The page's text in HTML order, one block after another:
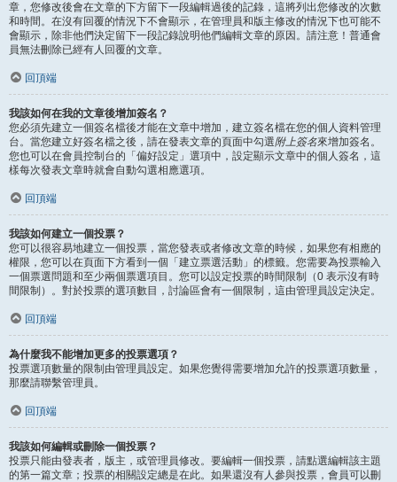
章，您修改後會在文章的下方留下一段編輯過後的記錄，這將列出您修改的次數
和時間。在沒有回覆的情況下不會顯示，在管理員和版主修改的情況下也可能不
會顯示，除非他們決定留下一段記錄說明他們編輯文章的原因。請注意！普通會
員無法刪除已經有人回覆的文章。
回頂端
我該如何在我的文章後增加簽名？
您必須先建立一個簽名檔後才能在文章中增加，建立簽名檔在您的個人資料管理
台。當您建立好簽名檔之後，請在發表文章的頁面中勾選附上簽名來增加簽名。
您也可以在會員控制台的「偏好設定」選項中，設定顯示文章中的個人簽名，這
樣每次發表文章時就會自動勾選相應選項。
回頂端
我該如何建立一個投票？
您可以很容易地建立一個投票，當您發表或者修改文章的時候，如果您有相應的
權限，您可以在頁面下方看到一個「建立票選活動」的標籤。您需要為投票輸入
一個票選問題和至少兩個票選項目。您可以設定投票的時間限制（0 表示沒有時
間限制）。對於投票的選項數目，討論區會有一個限制，這由管理員設定決定。
回頂端
為什麼我不能增加更多的投票選項？
投票選項數量的限制由管理員設定。如果您覺得需要增加允許的投票選項數量，
那麼請聯繫管理員。
回頂端
我該如何編輯或刪除一個投票？
投票只能由發表者，版主，或管理員修改。要編輯一個投票，請點選編輯該主題
的第一篇文章；投票的相關設定總是在此。如果還沒有人參與投票，會員可以刪